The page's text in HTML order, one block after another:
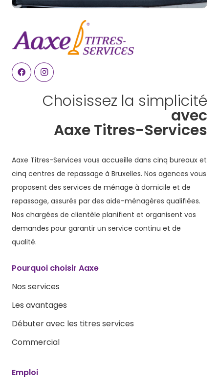
Choisissez la simplicité
avec
Aaxe Titres-Services
Aaxe Titres-Services vous accueille dans cinq bureaux et
cinq centres de repassage à Bruxelles. Nos agences vous
proposent des services de ménage à domicile et de
repassage, assurés par des aide-ménagères qualifiées.
Nos chargées de clientèle planifient et organisent vos
demandes pour garantir un service continu et de
qualité.
Pourquoi choisir Aaxe
Nos services
Les avantages
Débuter avec les titres services
Commercial
Emploi